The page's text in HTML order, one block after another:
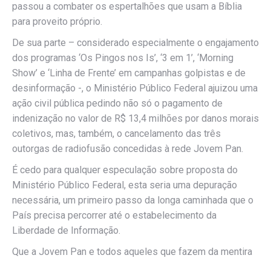
passou a combater os espertalhões que usam a Bíblia
para proveito próprio.
De sua parte – considerado especialmente o engajamento
dos programas ‘Os Pingos nos Is’, ‘3 em 1’, ‘Morning
Show’ e ‘Linha de Frente’ em campanhas golpistas e de
desinformação -, o Ministério Público Federal ajuizou uma
ação civil pública pedindo não só o pagamento de
indenização no valor de R$ 13,4 milhões por danos morais
coletivos, mas, também, o cancelamento das três
outorgas de radiofusão concedidas à rede Jovem Pan.
É cedo para qualquer especulação sobre proposta do
Ministério Público Federal, esta seria uma depuração
necessária, um primeiro passo da longa caminhada que o
País precisa percorrer até o estabelecimento da
Liberdade de Informação.
Que a Jovem Pan e todos aqueles que fazem da mentira